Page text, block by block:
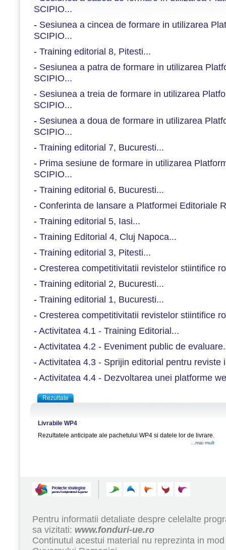
SCIPIO...
- Sesiunea a cincea de formare in utilizarea
SCIPIO...
- Training editorial 8, Pitesti...
- Sesiunea a patra de formare in utilizarea
SCIPIO...
- Sesiunea a treia de formare in utilizarea
SCIPIO...
- Sesiunea a doua de formare in utilizarea
SCIPIO...
- Training editorial 7, Bucuresti...
- Prima sesiune de formare in utilizarea
SCIPIO...
- Training editorial 6, Bucuresti...
- Conferinta de lansare a Platformei Editoriale
- Training editorial 5, Iasi...
- Training Editorial 4, Cluj Napoca...
- Training editorial 3, Pitesti...
- Cresterea competitivitatii revistelor stiintifice
- Training editorial 2, Bucuresti...
- Training editorial 1, Bucuresti...
- Cresterea competitivitatii revistelor stiintifice
-Activitatea 4.1 - Training Editorial...
-Activitatea 4.2 - Eveniment public de
-Activitatea 4.3 - Sprijin editorial pentru reviste
-Activitatea 4.4 - Dezvoltarea unei platforme
Rezultate
Livrabile WP4
Rezultatele anticipate ale pachetului WP4 si datele lor de livrare.
...mai mult
Pentru informatii detaliate despre celelalte
sa vizitati: www.fonduri-ue.ro
Continutul acestui material nu reprezinta in